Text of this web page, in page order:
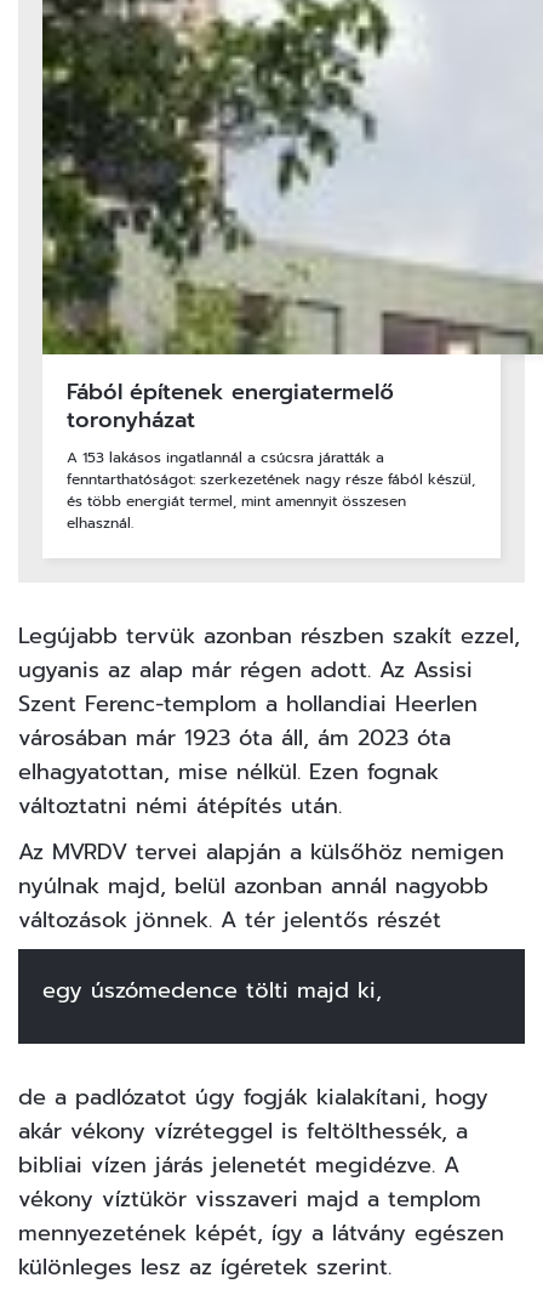
Fából építenek energiatermelő
toronyházat
A 153 lakásos ingatlannál a csúcsra járatták a
fenntarthatóságot: szerkezetének nagy része fából készül,
és több energiát termel, mint amennyit összesen
elhasznál.
Legújabb tervük azonban részben szakít ezzel,
ugyanis az alap már régen adott. Az Assisi
Szent Ferenc-templom a hollandiai Heerlen
városában már 1923 óta áll, ám 2023 óta
elhagyatottan, mise nélkül. Ezen fognak
változtatni némi átépítés után.
Az MVRDV tervei alapján a külsőhöz nemigen
nyúlnak majd, belül azonban annál nagyobb
változások jönnek. A tér jelentős részét
egy úszómedence tölti majd ki,
de a padlózatot úgy fogják kialakítani, hogy
akár vékony vízréteggel is feltölthessék, a
bibliai vízen járás jelenetét megidézve. A
vékony víztükör visszaveri majd a templom
mennyezetének képét, így a látvány egészen
különleges lesz az ígéretek szerint.